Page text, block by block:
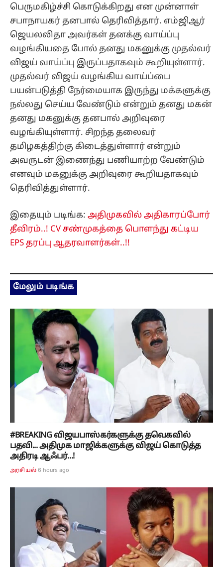
பெருமகிழ்ச்சி கொடுக்கிறது என முன்னாள்
சபாநாயகர் தனபால் தெரிவித்தார். எம்ஜிஆர்
ஜெயலலிதா அவர்கள் தனக்கு வாய்ப்பு
வழங்கியதை போல் தனது மகனுக்கு முதல்வர்
விஜய் வாய்ப்பு இருப்பதாகவும் கூறியுள்ளார்.
முதல்வர் விஜய் வழங்கிய வாய்ப்பை
பயன்படுத்தி நேர்மையாக இருந்து மக்களுக்கு
நல்லது செய்ய வேண்டும் என்றும் தனது மகன்
தனது மகனுக்கு தனபால் அறிவுரை
வழங்கியுள்ளார். சிறந்த தலைவர்
தமிழகத்திற்கு கிடைத்துள்ளார் என்றும்
அவருடன் இணைந்து பணியாற்ற வேண்டும்
எனவும் மகனுக்கு அறிவுரை கூறியதாகவும்
தெரிவித்துள்ளார்.
இதையும் படிங்க: அதிமுகவில் அதிகாரப்போர்
தீவிரம்..! CV சண்முகத்தை பொளந்து கட்டிய
EPS தரப்பு ஆதரவாளர்கள்..!!
மேலும் படிங்க
#BREAKING விஜயபாஸ்கர்களுக்கு தவெகவில்
பதவி... அதிமுக மாஜிக்களுக்கு விஜய் கொடுத்த
அதிரடி ஆஃபர்...!
அரசியல் 6 hours ago